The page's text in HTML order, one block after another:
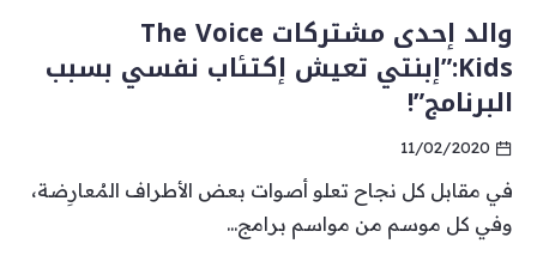
والد إحدى مشتركات The Voice
Kids:”إبنتي تعيش إكتئاب نفسي بسبب
البرنامج”!
11/02/2020
في مقابل كل نجاح تعلو أصوات بعض الأطراف المُعارِضة،
وفي كل موسم من مواسم برامج...